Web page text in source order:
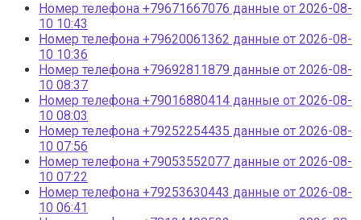
Номер телефона +79671667076 данные от 2026-08-
10 10:43
Номер телефона +79620061362 данные от 2026-08-
10 10:36
Номер телефона +79692811879 данные от 2026-08-
10 08:37
Номер телефона +79016880414 данные от 2026-08-
10 08:03
Номер телефона +79252254435 данные от 2026-08-
10 07:56
Номер телефона +79053552077 данные от 2026-08-
10 07:22
Номер телефона +79253630443 данные от 2026-08-
10 06:41